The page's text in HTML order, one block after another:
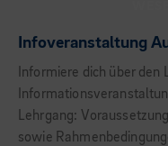
Infoveranstaltung
Informiere dich über den
Lehrgang:
sowie